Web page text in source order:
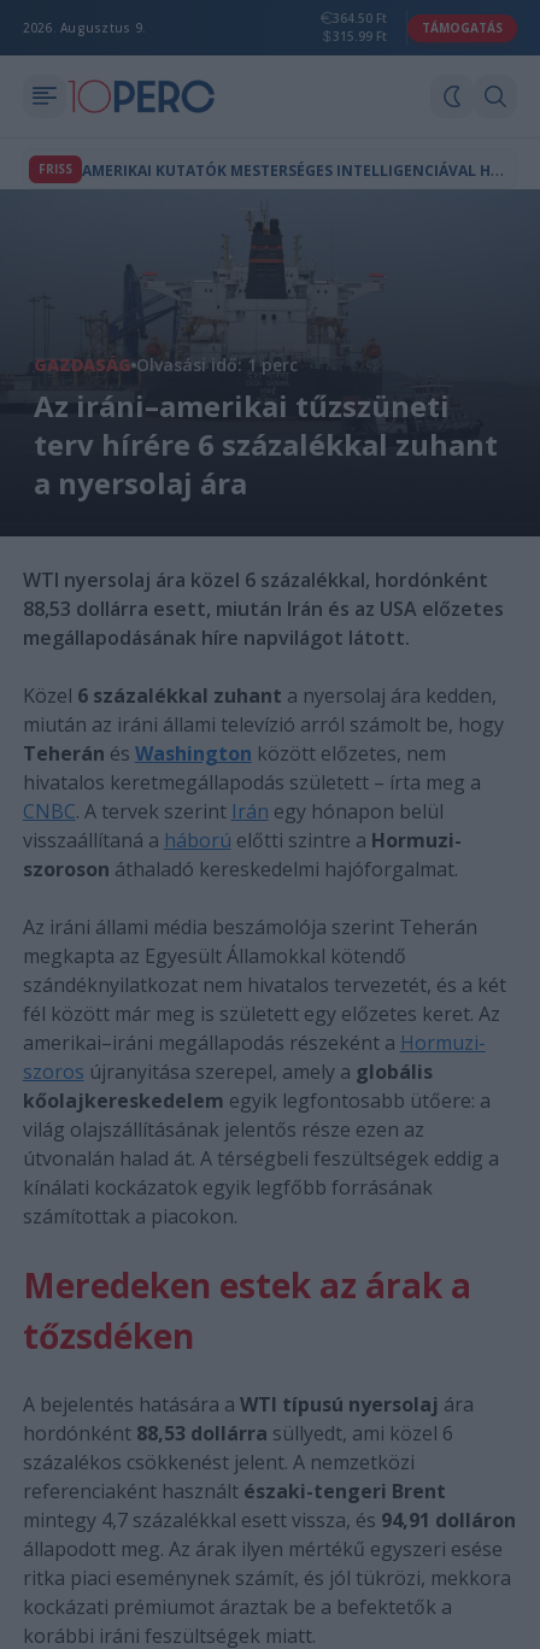
2026. Augusztus 9.
364.50 Ft
315.99 Ft
TÁMOGATÁS
FRISS A
MERIKAI KUTATÓK MESTERSÉGES INTELLIGENCIÁVAL HOZTAK LÉTRE A TERMÉSZETBEN NEM LÉTEZŐ VÍRUSOKAT
GAZDASÁG Olvasási idő: 1 perc
Az iráni–amerikai tűzszüneti
terv hírére 6 százalékkal zuhant
a nyersolaj ára
WTI nyersolaj ára közel 6 százalékkal, hordónként
88,53 dollárra esett, miután Irán és az USA előzetes
megállapodásának híre napvilágot látott.
Közel 6 százalékkal zuhant a nyersolaj ára kedden,
miután az iráni állami televízió arról számolt be, hogy
Teherán és Washington között előzetes, nem
hivatalos keretmegállapodás született – írta meg a
CNBC. A tervek szerint Irán egy hónapon belül
visszaállítaná a háború előtti szintre a Hormuzi-
szoroson áthaladó kereskedelmi hajóforgalmat.
Az iráni állami média beszámolója szerint Teherán
megkapta az Egyesült Államokkal kötendő
szándéknyilatkozat nem hivatalos tervezetét, és a két
fél között már meg is született egy előzetes keret. Az
amerikai–iráni megállapodás részeként a Hormuzi-
szoros újranyitása szerepel, amely a globális
kőolajkereskedelem egyik legfontosabb ütőere: a
világ olajszállításának jelentős része ezen az
útvonalán halad át. A térségbeli feszültségek eddig a
kínálati kockázatok egyik legfőbb forrásának
számítottak a piacokon.
Meredeken estek az árak a
tőzsdéken
A bejelentés hatására a WTI típusú nyersolaj ára
hordónként 88,53 dollárra süllyedt, ami közel 6
százalékos csökkenést jelent. A nemzetközi
referenciaként használt északi-tengeri Brent
mintegy 4,7 százalékkal esett vissza, és 94,91 dolláron
állapodott meg. Az árak ilyen mértékű egyszeri esése
ritka piaci eseménynek számít, és jól tükrözi, mekkora
kockázati prémiumot áraztak be a befektetők a
korábbi iráni feszültségek miatt.